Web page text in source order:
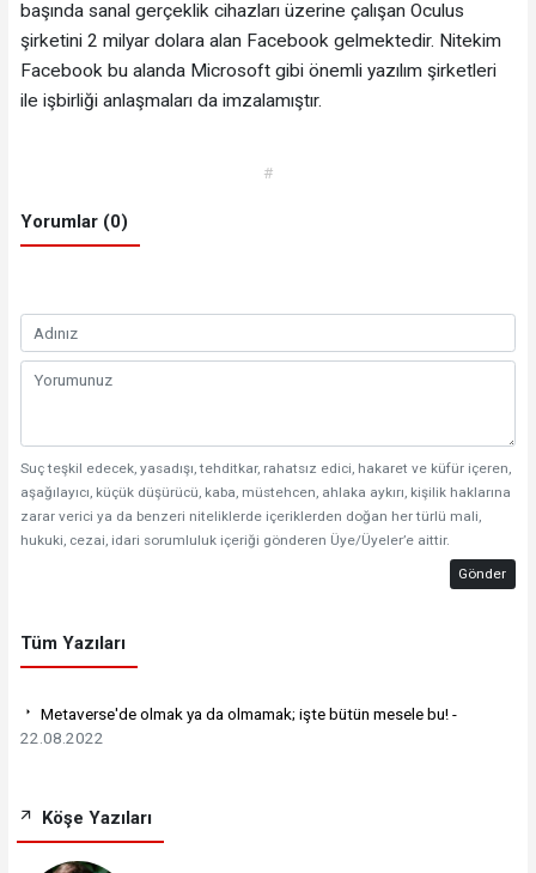
başında sanal gerçeklik cihazları üzerine çalışan Oculus
şirketini 2 milyar dolara alan Facebook gelmektedir. Nitekim
Facebook bu alanda Microsoft gibi önemli yazılım şirketleri
ile işbirliği anlaşmaları da imzalamıştır.
#
Yorumlar (0)
Suç teşkil edecek, yasadışı, tehditkar, rahatsız edici, hakaret ve küfür içeren,
aşağılayıcı, küçük düşürücü, kaba, müstehcen, ahlaka aykırı, kişilik haklarına
zarar verici ya da benzeri niteliklerde içeriklerden doğan her türlü mali,
hukuki, cezai, idari sorumluluk içeriği gönderen Üye/Üyeler’e aittir.
Gönder
Tüm Yazıları
Metaverse'de olmak ya da olmamak; işte bütün mesele bu! -
22.08.2022
Köşe Yazıları